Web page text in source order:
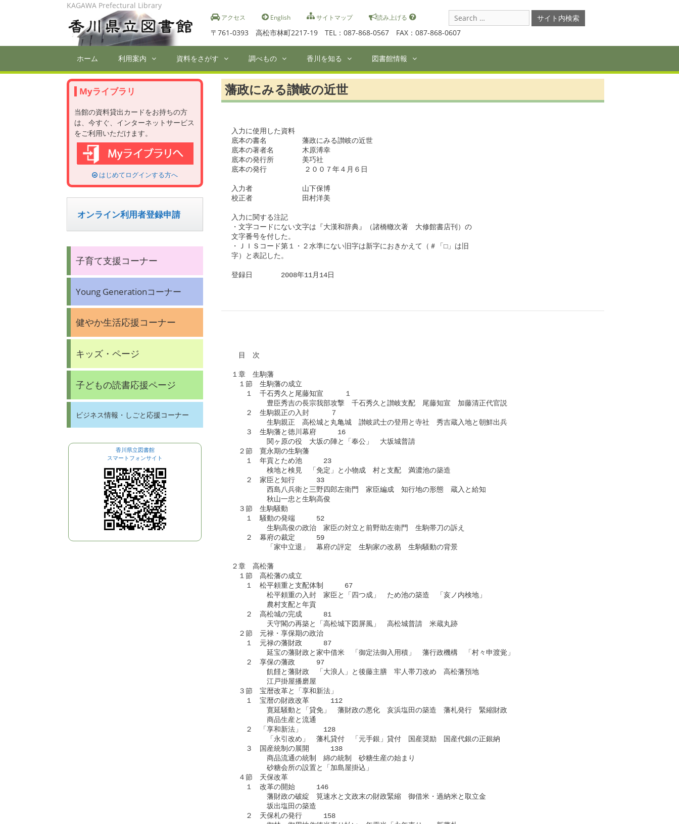
アクセス English サイトマップ 読み上げる
〒761-0393 高松市林町2217-19 TEL：087-868-0567 FAX：087-868-0607
KAGAWA Prefectural Library
Search
for:
ホーム 利用案内 資料をさがす 調べもの 香川を知る 図書館情報
藩政にみる讃岐の近世
入力に使用した資料
底本の書名　　　　　藩政にみる讃岐の近世
底本の著者名　　　　木原溥幸
底本の発行所　　　　美巧社
底本の発行    　　　２００７年４月６日
入力者　　　　　　　山下保博
校正者　　　　　　　田村洋美
入力に関する注記
・文字コードにない文字は『大漢和辞典』（諸橋轍次著　大修館書店刊）の
文字番号を付した。
・ＪＩＳコード第１・２水準にない旧字は新字におきかえて（＃「□」は旧
字）と表記した。
登録日　　　　2008年11月14日
目　次
１章　生駒藩
１節　生駒藩の成立
１　千石秀久と尾藤知宣　　　１
豊臣秀吉の長宗我部攻撃　千石秀久と讃岐支配　尾藤知宣　加藤清正代官説
２　生駒親正の入封　　　７
生駒親正　高松城と丸亀城　讃岐武士の登用と寺社　秀吉蔵入地と朝鮮出兵
３　生駒藩と徳川幕府　　　16
関ヶ原の役　大坂の陣と「奉公」　大坂城普請
２節　寛永期の生駒藩
１　年貢とため池　　　23
検地と検見　「免定」と小物成　村と支配　満濃池の築造
２　家臣と知行　　　33
西島八兵衛と三野四郎左衛門　家臣編成　知行地の形態　蔵入と給知
秋山一忠と生駒高俊
３節　生駒騒動
１　騒動の発端　　　52
生駒高俊の政治　家臣の対立と前野助左衛門　生駒帯刀の訴え
２　幕府の裁定　　　59
「家中立退」　幕府の評定　生駒家の改易　生駒騒動の背景
２章　高松藩
１節　高松藩の成立
１　松平頼重と支配体制　　　67
松平頼重の入封　家臣と「四つ成」　ため池の築造　「亥ノ内検地」
農村支配と年貢
２　高松城の完成　　　81
天守閣の再築と「高松城下図屏風」　高松城普請　米蔵丸跡
２節　元禄・享保期の政治
１　元禄の藩財政　　　87
延宝の藩財政と家中借米　「御定法御入用積」　藩行政機構　「村々申渡覚」
２　享保の藩政　　　97
飢饉と藩財政　「大浪人」と後藤主膳　牢人帯刀改め　高松藩預地
江戸掛屋播磨屋
３節　宝暦改革と「享和新法」
１　宝暦の財政改革　　　112
寛延騒動と「貸免」　藩財政の悪化　亥浜塩田の築造　藩札発行　緊縮財政
商品生産と流通
２　「享和新法」　　　128
「永引改め」　藩札貸付　「元手銀」貸付　国産奨励　国産代銀の正銀納
３　国産統制の展開　　　138
商品流通の統制　綿の統制　砂糖生産の始まり
砂糖会所の設置と「加島屋掛込」
４節　天保改革
１　改革の開始　　　146
藩財政の破綻　筧速水と文政末の財政緊縮　御借米・過納米と取立金
坂出塩田の築造
２　天保札の発行　　　158
Myライブラリ
当館の資料貸出カードをお持ちの方
は、今すぐ、インターネットサービス
をご利用いただけます。
はじめてログインする方へ
オンライン利用者登録申請
子育て支援コーナー
Young Generationコーナー
健やか生活応援コーナー
キッズ・ページ
子どもの読書応援ページ
ビジネス情報・しごと応援コーナー
香川県立図書館
スマートフォンサイト